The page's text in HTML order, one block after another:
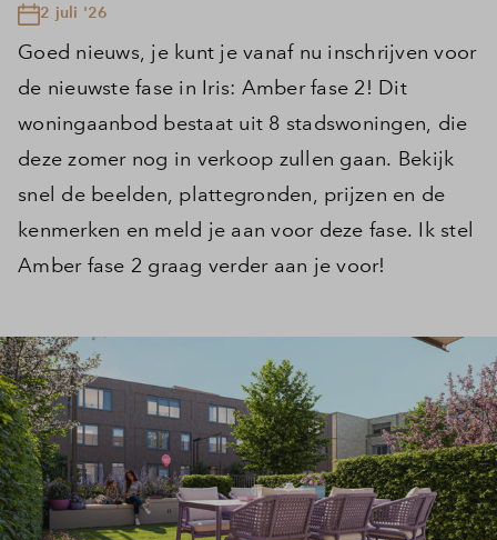
2 juli '26
Goed nieuws, je kunt je vanaf nu inschrijven voor
de nieuwste fase in Iris: Amber fase 2! Dit
woningaanbod bestaat uit 8 stadswoningen, die
deze zomer nog in verkoop zullen gaan. Bekijk
snel de beelden, plattegronden, prijzen en de
kenmerken en meld je aan voor deze fase. Ik stel
Amber fase 2 graag verder aan je voor!